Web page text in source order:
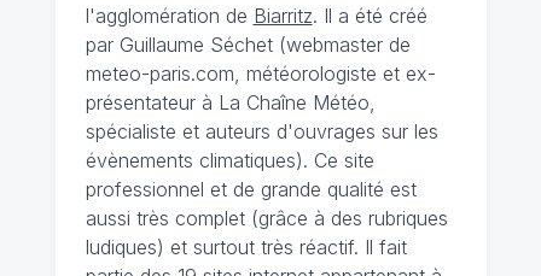
l'agglomération de Biarritz. Il a été créé
par Guillaume Séchet (webmaster de
meteo-paris.com, météorologiste et ex-
présentateur à La Chaîne Météo,
spécialiste et auteurs d'ouvrages sur les
évènements climatiques). Ce site
professionnel et de grande qualité est
aussi très complet (grâce à des rubriques
ludiques) et surtout très réactif. Il fait